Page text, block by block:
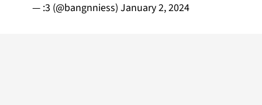
— :3 (@bangnniess) January 2, 2024